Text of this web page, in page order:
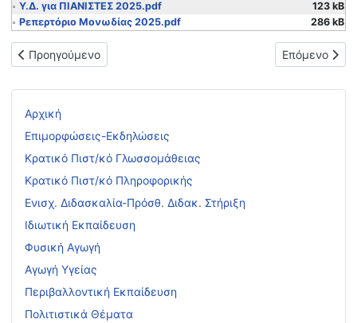
Αρχική
Επιμορφώσεις-Εκδηλώσεις
Κρατικό Πιστ/κό Γλωσσομάθειας
Κρατικό Πιστ/κό Πληροφορικής
Ενισχ. Διδασκαλία-Πρόσθ. Διδακ. Στήριξη
Ιδιωτική Εκπαίδευση
Φυσική Αγωγή
Αγωγή Υγείας
Περιβαλλοντική Εκπαίδευση
Πολιτιστικά Θέματα
Υ.Δ. για ΠΙΑΝΙΣΤΕΣ 2025.pdf
123 kB
Ρεπερτόριο Μονωδίας 2025.pdf
286 kB
Προηγούμενο άρθρο: Εκδήλωση ενδιαφέροντος για την
Προηγούμενο Επόμενο
Επόμενο